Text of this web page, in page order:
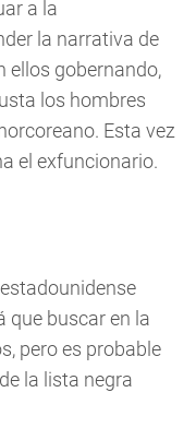
a la
la narrativa de
ellos gobernando,
los hombres
Esta vez
el exfuncionario.
que buscar en la
pero es probable
la lista negra